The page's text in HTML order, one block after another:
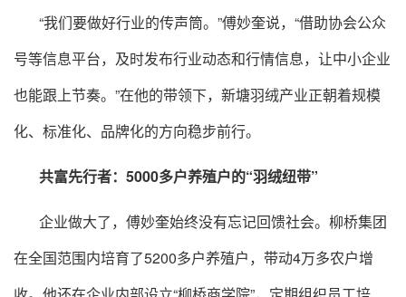
“我们要做好行业的传声筒。”傅妙奎说，“借助协会公众
号等信息平台，及时发布行业动态和行情信息，让中小企业
也能跟上节奏。”在他的带领下，新塘羽绒产业正朝着规模
化、标准化、品牌化的方向稳步前行。
共富先行者：5000多户养殖户的“羽绒纽带”
企业做大了，傅妙奎始终没有忘记回馈社会。柳桥集团
在全国范围内培育了5200多户养殖户，带动4万多农户增